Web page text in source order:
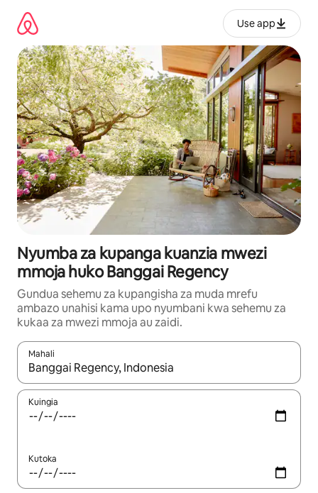
kwenda
kwenye
maudhui
Use app
Nyumba za kupanga kuanzia mwezi
mmoja huko Banggai Regency
Gundua sehemu za kupangisha za muda mrefu
ambazo unahisi kama upo nyumbani kwa sehemu za
kukaa za mwezi mmoja au zaidi.
Mahali
Wakati matokeo yanapatikana, vinjari kwa kutumia vitufe vya
Kuingia
Kutoka